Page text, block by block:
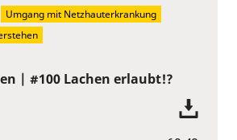
| #100 Lachen erlaubt!?
Umgang mit Netzhauterkrankung